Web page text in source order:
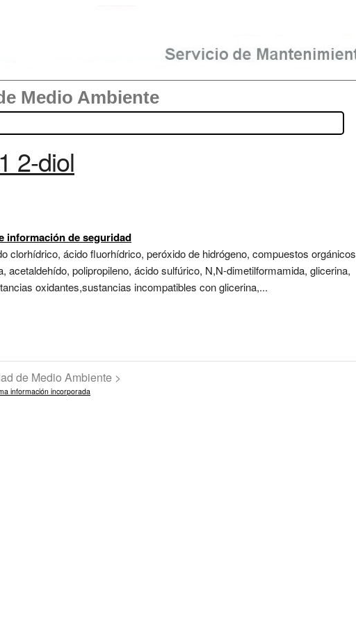
Medio Ambiente
2-diol
información de seguridad
clorhídrico, ácido fluorhídrico, peróxido de hidrógeno, compuestos orgánicos
acetaldehído, polipropileno, ácido sulfúrico, N,N-dimetilformamida, glicerina,
oxidantes,sustancias incompatibles con glicerina,...
de Medio Ambiente >
información incorporada